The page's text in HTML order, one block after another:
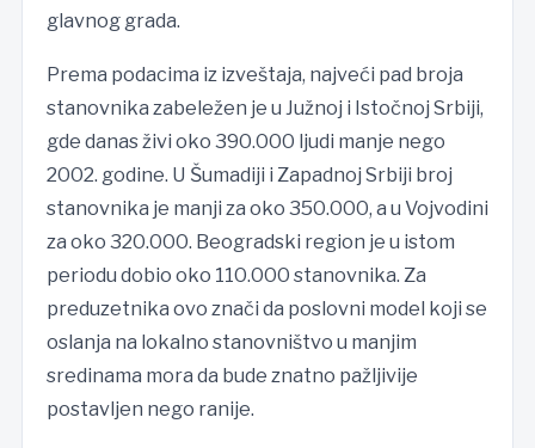
glavnog grada.
Prema podacima iz izveštaja, najveći pad broja
stanovnika zabeležen je u Južnoj i Istočnoj Srbiji,
gde danas živi oko 390.000 ljudi manje nego
2002. godine. U Šumadiji i Zapadnoj Srbiji broj
stanovnika je manji za oko 350.000, a u Vojvodini
za oko 320.000. Beogradski region je u istom
periodu dobio oko 110.000 stanovnika. Za
preduzetnika ovo znači da poslovni model koji se
oslanja na lokalno stanovništvo u manjim
sredinama mora da bude znatno pažljivije
postavljen nego ranije.